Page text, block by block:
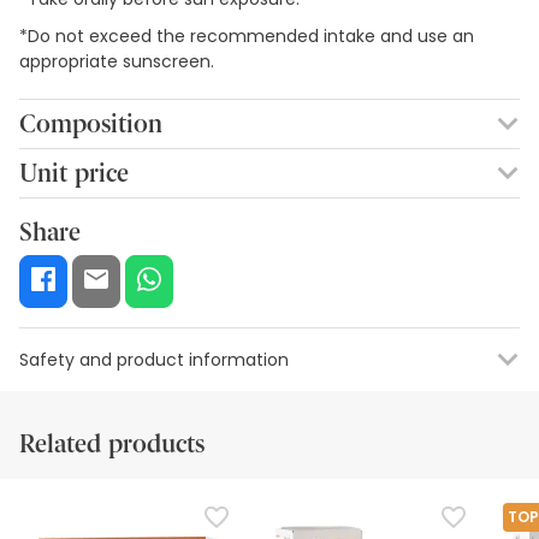
*Do not exceed the recommended intake and use an
appropriate sunscreen.
Composition
Vitamins, Lutein & Lycopene
Unit price
Share
Safety and product information
Safety visual aids
At this time we do not have safety images for this product,
but we are working on it. We encourage you to check back
Related products